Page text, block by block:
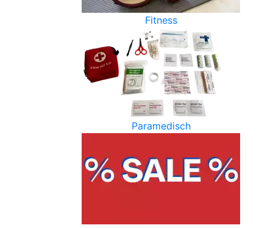
Fitness
Paramedisch